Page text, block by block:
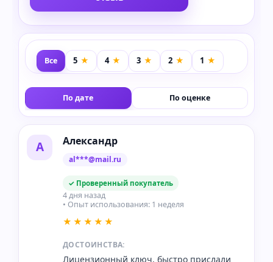
Все
По дате По оценке
А Александр
al***@mail.ru
✓ Проверенный покупатель
4 дня назад
• Опыт использования: 1 неделя
★★★★★
ДОСТОИНСТВА:
Лицензионный ключ, быстро прислали